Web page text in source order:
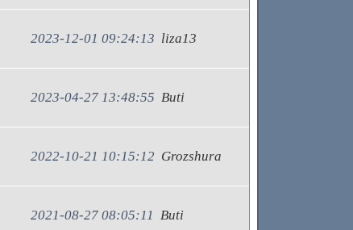
2023-12-01 09:24:13 liza13
2023-04-27 13:48:55 Buti
2022-10-21 10:15:12 Grozshura
2021-08-27 08:05:11 Buti